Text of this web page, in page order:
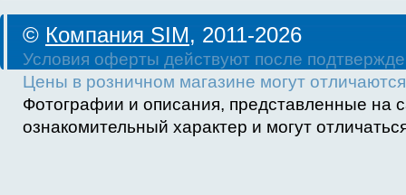
© Компания SIM, 2011-2026
Условия оферты действуют после
Цены в розничном магазине могут
Фотографии и описания, представленные на
ознакомительный характер и могут